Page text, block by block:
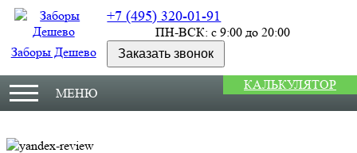
Заборы Дешево
+7 (495) 320-01-91
ПН-ВСК: с 9:00 до 20:00
Заказать звонок
МЕНЮ
КАЛЬКУЛЯТОР